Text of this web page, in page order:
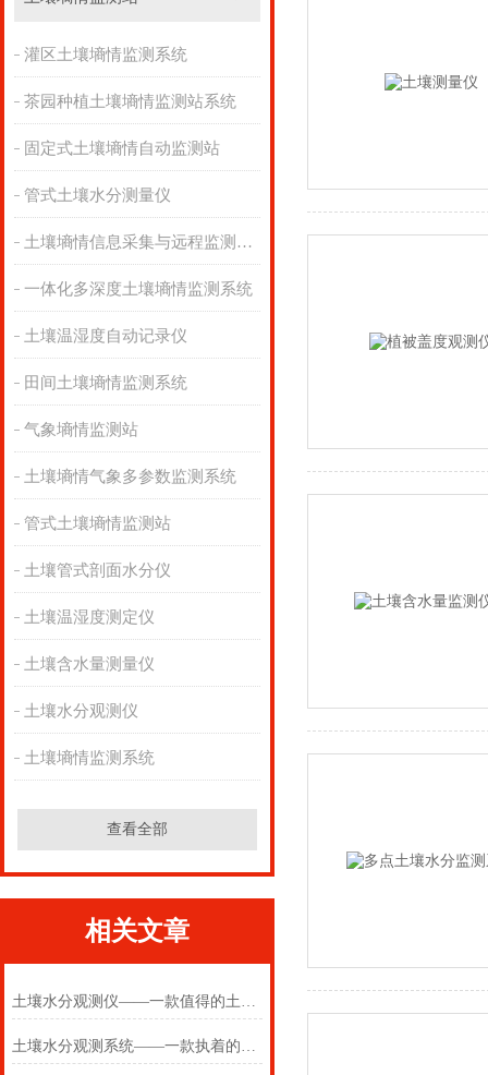
灌区土壤墒情监测系统
茶园种植土壤墒情监测站系统
固定式土壤墒情自动监测站
管式土壤水分测量仪
土壤墒情信息采集与远程监测系统
一体化多深度土壤墒情监测系统
土壤温湿度自动记录仪
田间土壤墒情监测系统
气象墒情监测站
土壤墒情气象多参数监测系统
管式土壤墒情监测站
土壤管式剖面水分仪
土壤温湿度测定仪
土壤含水量测量仪
土壤水分观测仪
土壤墒情监测系统
查看全部
相关文章
土壤水分观测仪——一款值得的土壤水分监测仪2025(万象推送)
土壤水分观测系统——一款执着的土壤水分观测仪2024(万象推送)